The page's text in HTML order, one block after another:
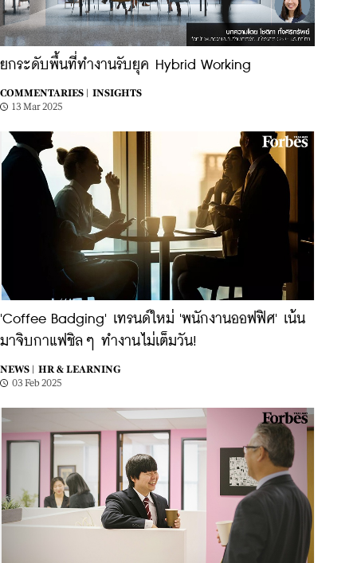
ยกระดับพื้นที่ทำงานรับยุค Hybrid Working
COMMENTARIES |
INSIGHTS
13 Mar 2025
'Coffee Badging' เทรนด์ใหม่ 'พนักงานออฟฟิศ' เน้น
มาจิบกาแฟชิลๆ ทำงานไม่เต็มวัน!
NEWS |
HR & LEARNING
03 Feb 2025